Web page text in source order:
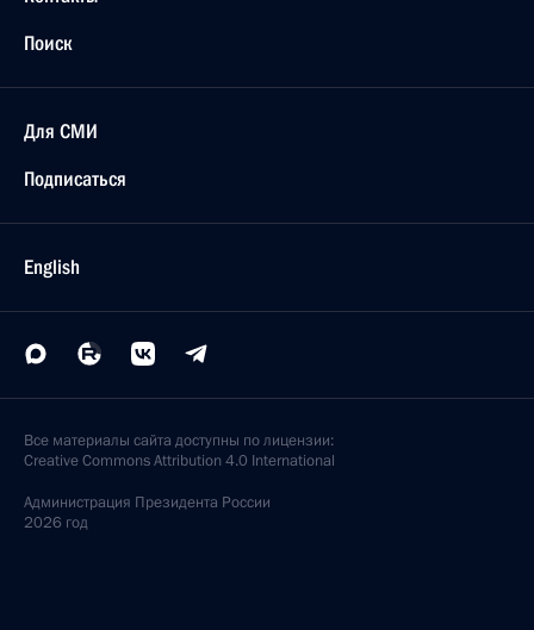
Поиск
Для СМИ
Подписаться
English
Все материалы сайта доступны по лицензии:
Creative Commons Attribution 4.0 International
Администрация Президента России
2026 год